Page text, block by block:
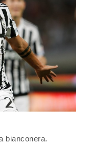
bianconera.